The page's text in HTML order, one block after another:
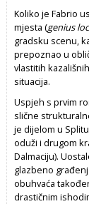
Koliko je Fabrio
mjesta (genius
gradsku scenu,
prepoznao u
vlastitih
situacija.
Uspjeh s prvim
slične
je dijelom u
oduži i drugom
Dalmaciju).
glazbeno
obuhvaća
drastičnim